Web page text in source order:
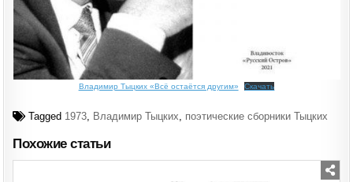
Владимир Тыцких «Всё остаётся другим» Скачать
Tagged 1973, Владимир Тыцких, поэтические сборники Тыцких
Похожие статьи